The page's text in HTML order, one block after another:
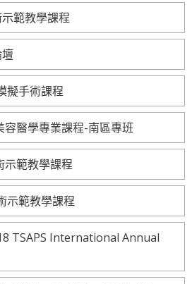
範教學課程
擬手術課程
醫學專業課程-南區專班
範教學課程
示範教學課程
TSAPS International Annual